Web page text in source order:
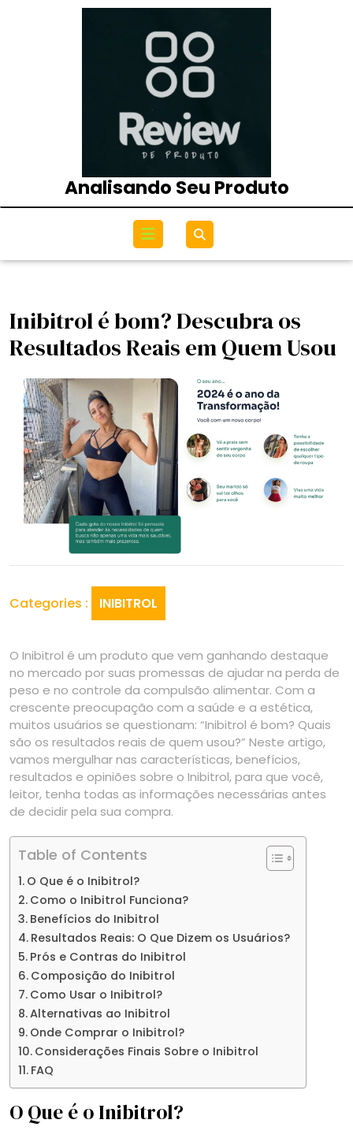
Analisando Seu Produto
Open
Menu
Inibitrol é bom? Descubra os
Resultados Reais em Quem Usou
Categories : INIBITROL
O Inibitrol é um produto que vem ganhando destaque
no mercado por suas promessas de ajudar na perda de
peso e no controle da compulsão alimentar. Com a
crescente preocupação com a saúde e a estética,
muitos usuários se questionam: “Inibitrol é bom? Quais
são os resultados reais de quem usou?” Neste artigo,
vamos mergulhar nas características, benefícios,
resultados e opiniões sobre o Inibitrol, para que você,
leitor, tenha todas as informações necessárias antes
de decidir pela sua compra.
Table of Contents
O Que é o Inibitrol?
Como o Inibitrol Funciona?
Benefícios do Inibitrol
Resultados Reais: O Que Dizem os Usuários?
Prós e Contras do Inibitrol
Composição do Inibitrol
Como Usar o Inibitrol?
Alternativas ao Inibitrol
Onde Comprar o Inibitrol?
Considerações Finais Sobre o Inibitrol
FAQ
O Que é o Inibitrol?